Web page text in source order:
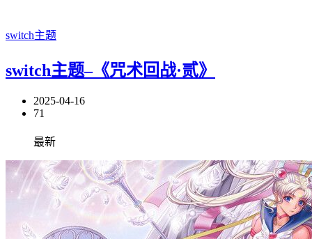
switch主题
switch主题–《咒术回战·贰》
2025-04-16
71
最新